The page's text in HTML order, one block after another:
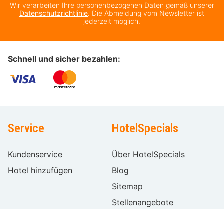
Wir verarbeiten Ihre personenbezogenen Daten gemäß unserer
Datenschutzrichtlinie. Die Abmeldung vom Newsletter ist
jederzeit möglich.
Schnell und sicher bezahlen:
Service
Kundenservice
Hotel hinzufügen
HotelSpecials
Über HotelSpecials
Blog
Sitemap
Stellenangebote